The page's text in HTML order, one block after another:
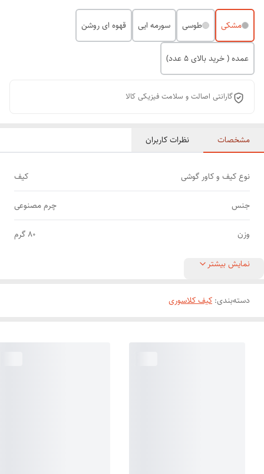
مشکی طوسی سورمه ایی قهوه ای روشن
عمده ( خرید بالای 5 عدد)
گارانتی اصالت و سلامت فیزیکی کالا
مشخصات نظرات کاربران
نوع کیف و کاور گوشی کیف
جنس چرم مصنوعی
وزن 80 گرم
نمایش بیشتر
دسته‌بندی: کیف کلاسوری